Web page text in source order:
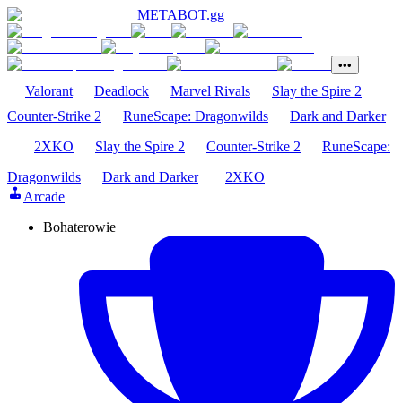
METABOT.gg
•••
Valorant Deadlock Marvel Rivals
Slay the Spire 2
Counter-Strike 2
RuneScape: Dragonwilds
Dark and Darker
2XKO
Slay the Spire 2 Counter-Strike 2
RuneScape:
Dragonwilds
Dark and Darker
2XKO
Arcade
Bohaterowie